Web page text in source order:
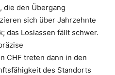
die den Übergang
sich über Jahrzehnte
das Loslassen fällt schwer.
CHF treten dann in den
des Standorts